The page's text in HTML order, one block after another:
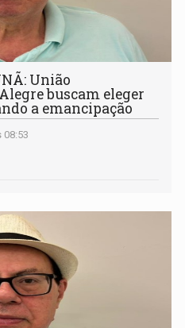
União
buscam eleger
a emancipação
08:53